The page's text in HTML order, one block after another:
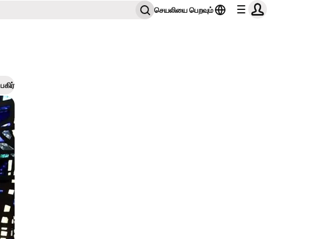
செயலியை பெறவும்
பகிர்